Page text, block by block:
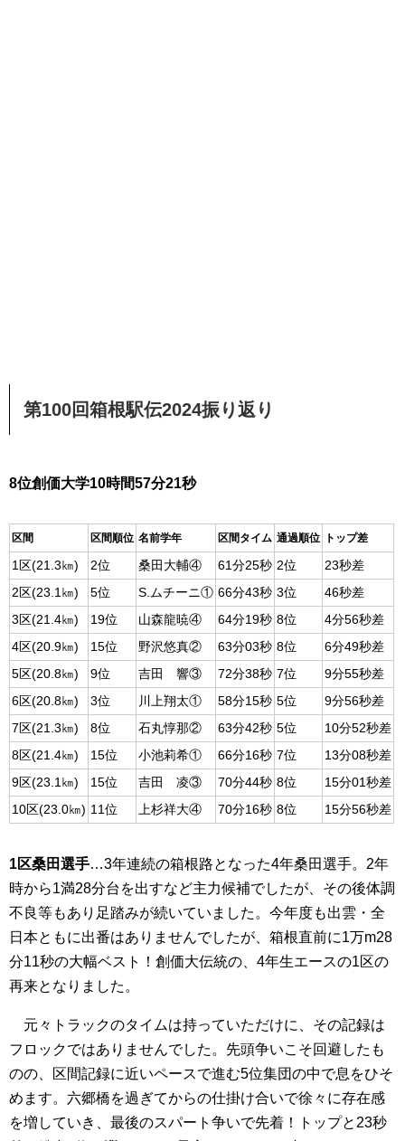
第100回箱根駅伝2024振り返り
8位創価大学10時間57分21秒
区間 区間順位 名前学年 区間タイム 通過順位 トップ差
1区(21.3㎞) 2位 桑田大輔④ 61分25秒 2位
23秒差
2区(23.1㎞)
5位 S.ムチーニ① 66分43秒 3位
46秒差
3区(21.4㎞)
19位 山森龍暁④ 64分19秒 8位
4分56秒差
4区(20.9㎞)
15位 野沢悠真② 63分03秒 8位
6分49秒差
5区(20.8㎞)
9位 吉田 響③ 72分38秒 7位
9分55秒差
6区(20.8㎞)
3位 川上翔太① 58分15秒 5位
9分56秒差
7区(21.3㎞)
8位 石丸惇那② 63分42秒 5位
10分52秒差
8区(21.4㎞)
15位 小池莉希① 66分16秒 7位
13分08秒差
9区(23.1㎞)
15位 吉田 凌③ 70分44秒 8位
15分01秒差
10区(23.0㎞) 11位 上杉祥大④ 70分16秒 8位 15分56秒差
1区桑田選手…3年連続の箱根路となった4年桑田選手。2年
時から1満28分台を出すなど主力候補でしたが、その後体調
不良等もあり足踏みが続いていました。今年度も出雲・全
日本ともに出番はありませんでしたが、箱根直前に1万m28
分11秒の大幅ベスト！創価大伝統の、4年生エースの1区の
再来となりました。
元々トラックのタイムは持っていただけに、その記録は
フロックではありませんでした。先頭争いこそ回避したも
のの、区間記録に近いペースで進む5位集団の中で息をひそ
めます。六郷橋を過ぎてからの仕掛け合いで徐々に存在感
を増していき、最後のスパート争いで先着！トップと23秒